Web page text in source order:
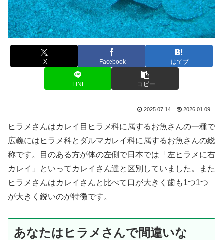
X Facebook はてブ
LINE コピー
2025.07.14 2026.01.09
ヒラメさんはカレイ目ヒラメ科に属するお魚さんの一種で
広義にはヒラメ科とダルマガレイ科に属するお魚さんの総
称です。目のある方が体の左側で日本では「左ヒラメに右
カレイ」といってカレイさん達と区別していました。また
ヒラメさんはカレイさんと比べて口が大きく歯も1つ1つ
が大きく鋭いのが特徴です。
あなたはヒラメさんで間違いな